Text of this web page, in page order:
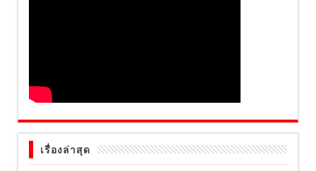
เรื่องล่าสุด